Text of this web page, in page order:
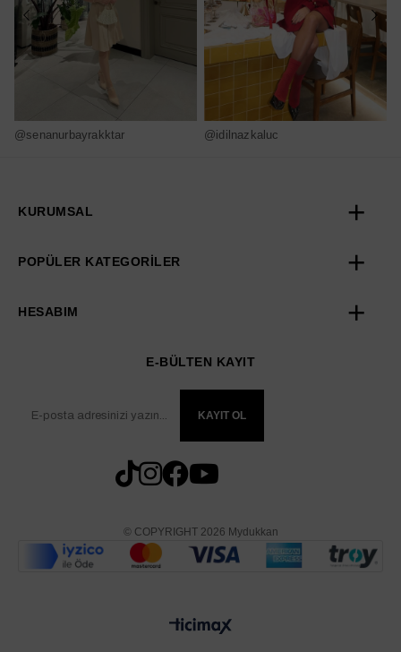
@senanurbayrakktar @idilnazkaluc
KURUMSAL
POPÜLER KATEGORİLER
HESABIM
E-BÜLTEN KAYIT
KAYIT OL
© COPYRIGHT 2026 Mydukkan